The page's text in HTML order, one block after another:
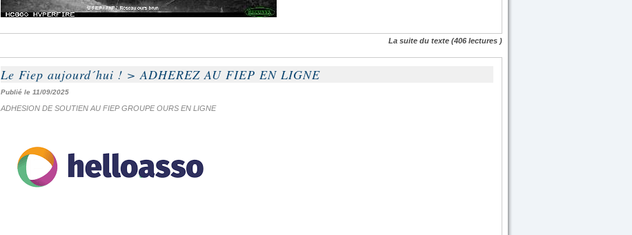
La suite du texte(406 lectures )
Le Fiep aujourd´hui ! > ADHEREZ AU FIEP EN LIGNE
Publié le 11/09/2025
ADHESION DE SOUTIEN AU FIEP GROUPE OURS EN LIGNE